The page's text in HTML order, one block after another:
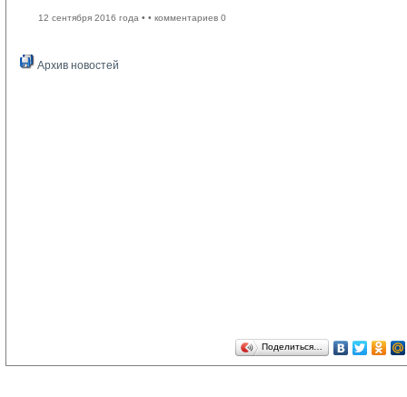
12 сентября 2016 года • • комментариев 0
Архив новостей
Поделиться…